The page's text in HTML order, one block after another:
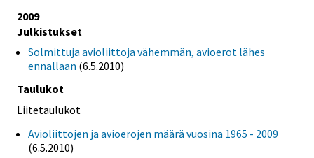
2009
Julkistukset
Solmittuja avioliittoja vähemmän, avioerot lähes
ennallaan (6.5.2010)
Taulukot
Liitetaulukot
Avioliittojen ja avioerojen määrä vuosina 1965 - 2009
(6.5.2010)